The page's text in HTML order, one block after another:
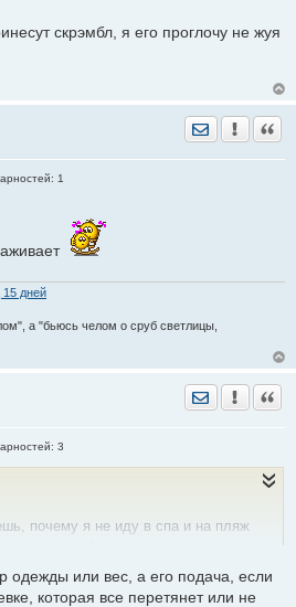
скрэмбл, я его проглочу не жуя
Отправить
1
15 дней
а "бьюсь челом о сруб светлицы,
Отправить
3
почему я не иду в спа и на пляж
травму?
одежды или вес, а его подача, если
которая все перетянет или не